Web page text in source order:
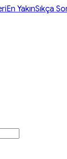
En YakınSıkça